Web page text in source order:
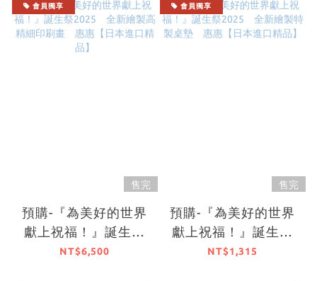
會員獨享
售完
預購-『為美好的世界
獻上祝福！』誕生祭
2025 全新繪製高精
NT$6,500
會員獨享
售完
預購-『為美好的世界
獻上祝福！』誕生祭
2025 全新繪製特製
NT$1,315